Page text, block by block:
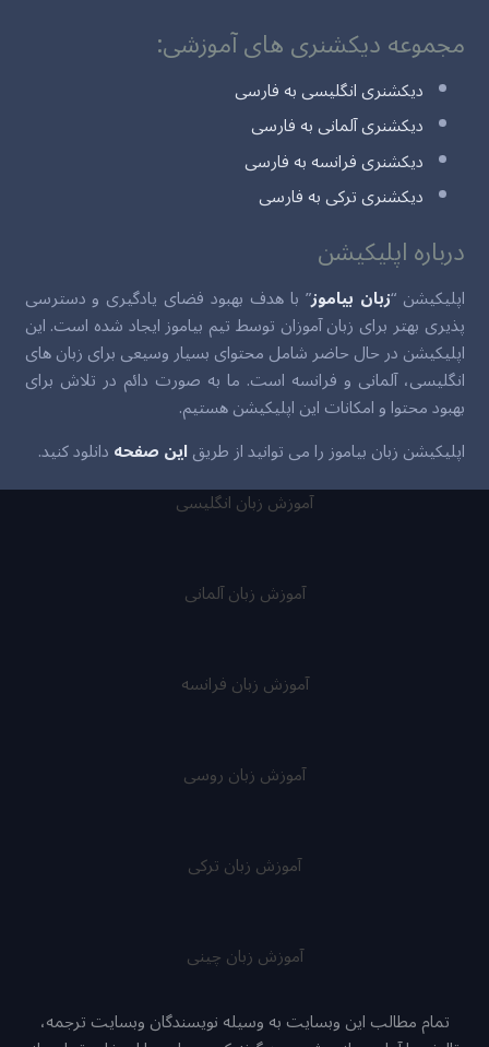
مجموعه دیکشنری های آموزشی:
دیکشنری انگلیسی به فارسی
دیکشنری آلمانی به فارسی
دیکشنری فرانسه به فارسی
دیکشنری ترکی به فارسی
درباره اپلیکیشن
اپلیکیشن “زبان بیاموز” با هدف بهبود فضای یادگیری و دسترسی
پذیری بهتر برای زبان آموزان توسط تیم بیاموز ایجاد شده است. این
اپلیکیشن در حال حاضر شامل محتوای بسیار وسیعی برای زبان های
انگلیسی، آلمانی و فرانسه است. ما به صورت دائم در تلاش برای
بهبود محتوا و امکانات این اپلیکیشن هستیم.
اپلیکیشن زبان بیاموز را می توانید از طریقاین صفحهدانلود کنید.
آموزش زبان انگلیسی
آموزش زبان آلمانی
آموزش زبان فرانسه
آموزش زبان روسی
آموزش زبان ترکی
آموزش زبان چینی
تمام مطالب این وبسایت به وسیله نویسندگان وبسایت ترجمه،